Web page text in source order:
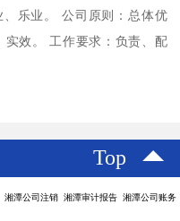
乐业。 公司原则：总体优
效。 工作要求：负责、配
Top
潭公司注销 湘潭审计报告 湘潭公司账务